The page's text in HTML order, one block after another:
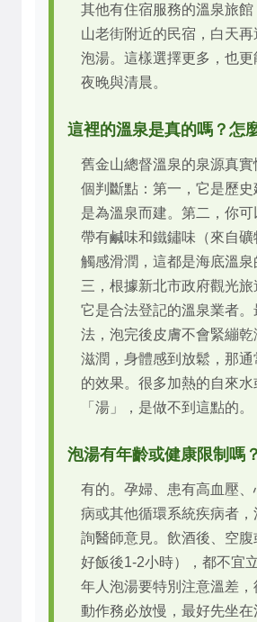
其他有住宿服務的溫泉旅
山老街附近的民宿，白天再
泡湯。這樣選擇更多，也
夜晚與清晨。
這裡的溫泉是真的嗎？怎
舊金山總督溫泉的泉源真
個判斷點：第一，它是歷
是為溫泉而建。第二，你可
帶有鹹味和鐵鏽味（來自
觸感滑潤，這都是海底溫泉
三，根據新北市政府觀光旅
它是合法登記的溫泉業者
法，泡完後皮膚不會緊繃
滋潤，身體感到放鬆，那通
的效果。很多加熱的自來
「湯」，是做不到這點的。
泡湯有年齡或健康限制嗎？
有的。孕婦、患有高血壓、
病或其他循環系統疾病者
詢醫師意見。飲酒後、空
好飯後1-2小時），都不宜
年人泡湯要特別注意溫差
動作務必放慢，最好先坐